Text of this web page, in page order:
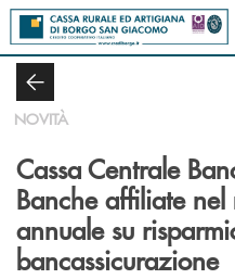
Salta al contenuto principale
NOVITÀ
Cassa Centrale
Banche affiliate nel
annuale su
bancassicurazione